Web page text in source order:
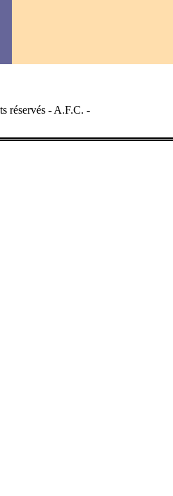
réservés - A.F.C. -